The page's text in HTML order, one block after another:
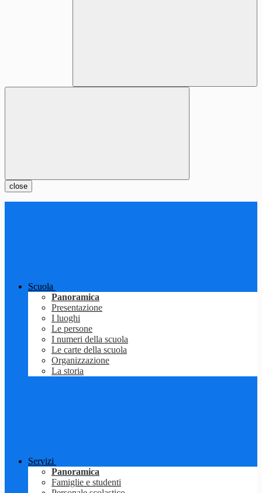
close
Scuola
Panoramica
Presentazione
I luoghi
Le persone
I numeri della scuola
Le carte della scuola
Organizzazione
La storia
Servizi
Panoramica
Famiglie e studenti